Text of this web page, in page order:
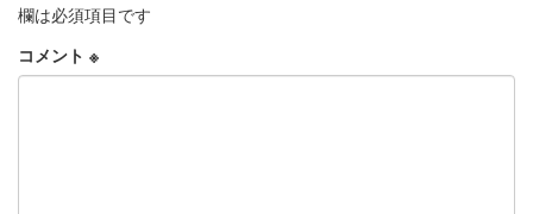
欄は必須項目です
コメント ※